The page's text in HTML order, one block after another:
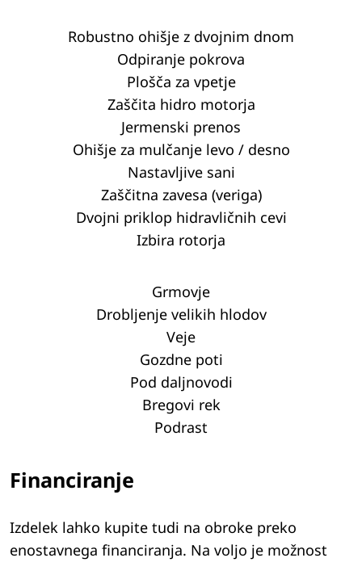
Robustno ohišje z dvojnim dnom
Odpiranje pokrova
Plošča za vpetje
Zaščita hidro motorja
Jermenski prenos
Ohišje za mulčanje levo / desno
Nastavljive sani
Zaščitna zavesa (veriga)
Dvojni priklop hidravličnih cevi
Izbira rotorja
Grmovje
Drobljenje velikih hlodov
Veje
Gozdne poti
Pod daljnovodi
Bregovi rek
Podrast
Financiranje
Izdelek lahko kupite tudi na obroke preko
enostavnega financiranja. Na voljo je možnost